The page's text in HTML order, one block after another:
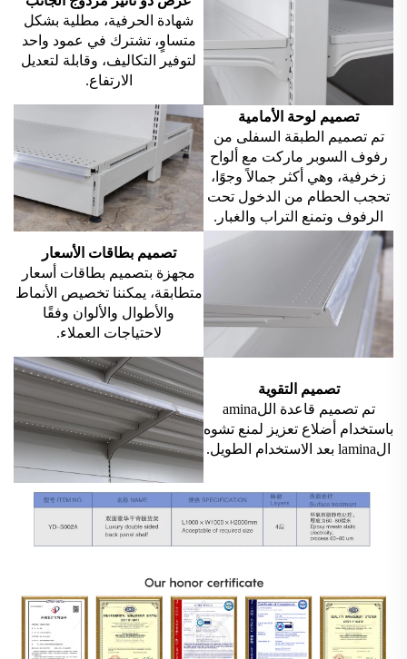
شهادة الحرفية، مطلية بشكل
متساوٍ، تشترك في عمود واحد
لتوفير التكاليف، وقابلة لتعديل
الارتفاع.
تصميم لوحة الأمامية
تم تصميم الطبقة السفلى من
رفوف السوبر ماركت مع ألواح
زخرفية، وهي أكثر جمالاً وجوًا،
تحجب الحطام من الدخول تحت
الرفوف وتمنع التراب والغبار.
تصميم بطاقات الأسعار
مجهزة بتصميم بطاقات أسعار
متطابقة، يمكننا تخصيص الأنماط
والأطوال والألوان وفقًا
لاحتياجات العملاء.
تصميم التقوية
تم تصميم قاعدة اللamina
باستخدام أضلاع تعزيز لمنع تشوه
الlamina بعد الاستخدام الطويل.